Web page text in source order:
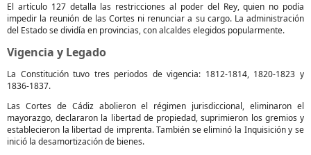
El artículo 127 detalla las restricciones al poder del Rey, quien no podía
impedir la reunión de las Cortes ni renunciar a su cargo. La administración
del Estado se dividía en provincias, con alcaldes elegidos popularmente.
Vigencia y Legado
La Constitución tuvo tres periodos de vigencia: 1812-1814, 1820-1823 y
1836-1837.
Las Cortes de Cádiz abolieron el régimen jurisdiccional, eliminaron el
mayorazgo, declararon la libertad de propiedad, suprimieron los gremios y
establecieron la libertad de imprenta. También se eliminó la Inquisición y se
inició la desamortización de bienes.